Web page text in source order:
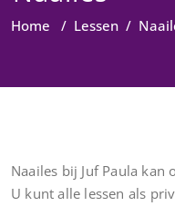
Home / Lessen /
Naailes bij Juf Paula kan
U kunt alle lessen als